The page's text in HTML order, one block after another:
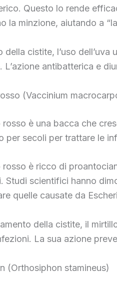
Questo lo rende
la minzione, aiutando a
della cistite, l’uso
L’azione antibatterica e
(Vaccinium
rosso è una bacca che
per secoli per trattare le
rosso è ricco di
Studi scientifici hanno
quelle causate da
della cistite, il
La sua azione
(Orthosiphon stamineus)